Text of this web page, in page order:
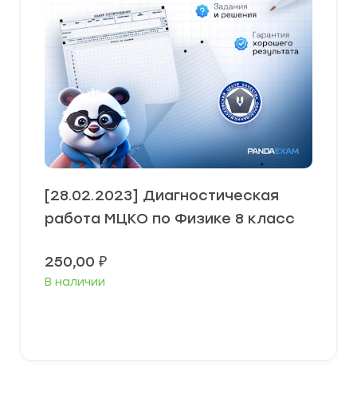
[28.02.2023] Диагностическая
работа МЦКО по Физике 8 класс
250,00 ₽
В наличии